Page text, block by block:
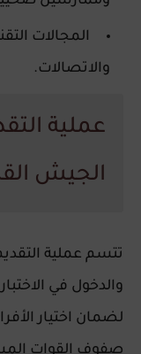
المجالات
والاتصالات.
عملية
الجيش
تتسم عملية
والدخول في
لضمان اختيار
صفوف القوات